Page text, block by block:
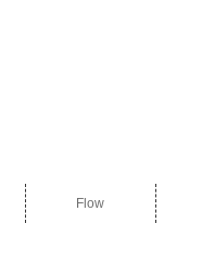
Flow